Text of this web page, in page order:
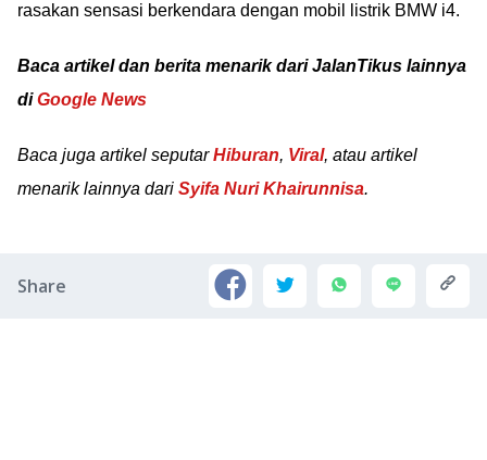
rasakan sensasi berkendara dengan mobil listrik BMW i4.
Baca artikel dan berita menarik dari JalanTikus lainnya
diGoogle News
Baca juga artikel seputarHiburan, Viral, atau artikel
menarik lainnya dari Syifa Nuri Khairunnisa.
Share